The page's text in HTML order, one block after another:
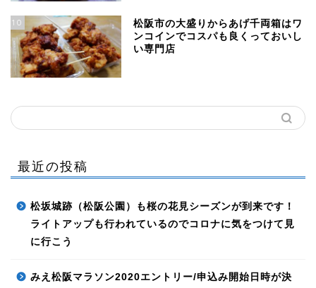
10
松阪市の大盛りからあげ千両箱はワ
ンコインでコスパも良くっておいし
い専門店
最近の投稿
松坂城跡（松阪公園）も桜の花見シーズンが到来です！
ライトアップも行われているのでコロナに気をつけて見
に行こう
みえ松阪マラソン2020エントリー/申込み開始日時が決